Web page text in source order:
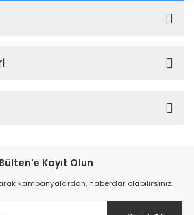
Kayıt Olun
kampanyalardan, haberdar olabilirsiniz.